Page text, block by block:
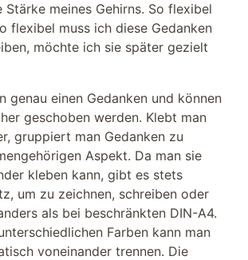
Stärke meines Gehirns. So flexibel
flexibel muss ich diese Gedanken
möchte ich sie später gezielt
genau einen Gedanken und können
geschoben werden. Klebt man
gruppiert man Gedanken zu
Aspekt. Da man sie
kleben kann, gibt es stets
um zu zeichnen, schreiben oder
als bei beschränkten DIN-A4.
Farben kann man
voneinander trennen. Die